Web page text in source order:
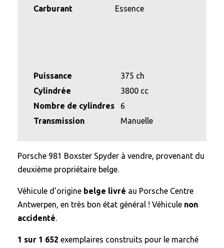
Carburant
Essence
Puissance
375 ch
Cylindrée
3800 cc
Nombre de cylindres
6
Transmission
Manuelle
Porsche 981 Boxster Spyder à vendre, provenant du
deuxième propriétaire belge.
Véhicule d’origine belge livré au Porsche Centre
Antwerpen, en très bon état général ! Véhicule non
accidenté.
1 sur 1 652 exemplaires construits pour le marché